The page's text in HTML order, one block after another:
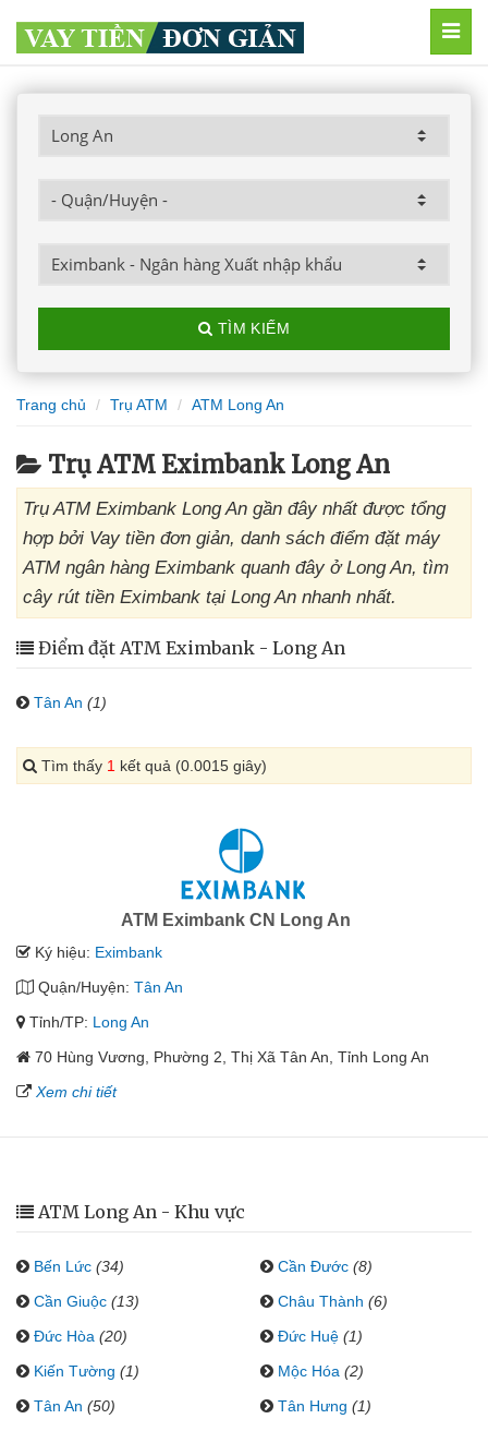
TÌM KIẾM
Trang chủ Trụ ATM ATM Long An
Trụ ATM Eximbank Long An
Trụ ATM Eximbank Long An gần đây nhất được tổng
hợp bởi Vay tiền đơn giản, danh sách điểm đặt máy
ATM ngân hàng Eximbank quanh đây ở Long An, tìm
cây rút tiền Eximbank tại Long An nhanh nhất.
Điểm đặt ATM Eximbank - Long An
Tân An (1)
Tìm thấy 1 kết quả (0.0015 giây)
ATM Eximbank CN Long An
Ký hiệu: Eximbank
Quận/Huyện: Tân An
Tỉnh/TP: Long An
70 Hùng Vương, Phường 2, Thị Xã Tân An, Tỉnh Long An
Xem chi tiết
ATM Long An - Khu vực
Bến Lức (34) Cần Đước (8)
Cần Giuộc (13) Châu Thành (6)
Đức Hòa (20) Đức Huệ (1)
Kiến Tường (1) Mộc Hóa (2)
Tân An (50) Tân Hưng (1)